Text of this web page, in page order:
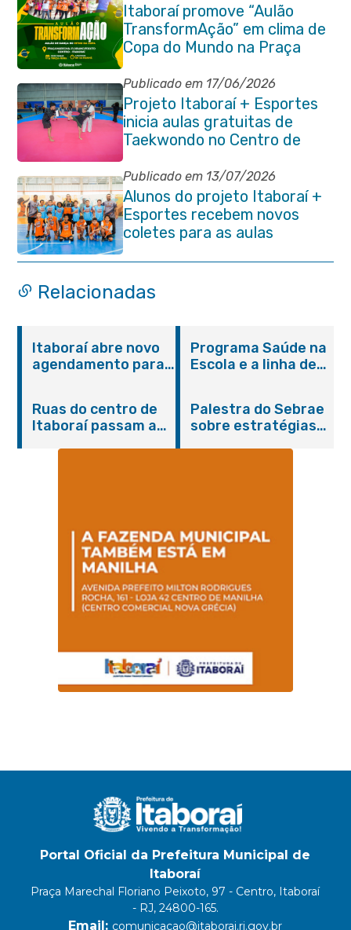
Itaboraí promove “Aulão
TransformAção” em clima de
Copa do Mundo na Praça
Marechal Floriano Peixoto
Publicado em 17/06/2026
Projeto Itaboraí + Esportes
inicia aulas gratuitas de
Taekwondo no Centro de
Lutas
Publicado em 13/07/2026
Alunos do projeto Itaboraí +
Esportes recebem novos
coletes para as aulas
Relacionadas
Itaboraí abre novo
agendamento para
Programa Saúde na
Escola e a linha de
promovem
conscientização
sobre hanseníase
Ruas do centro de
Itaboraí passam a
Palestra do Sebrae
sobre estratégias
Portal Oficial da Prefeitura Municipal de
Itaboraí
Praça Marechal Floriano Peixoto, 97 - Centro, Itaboraí
- RJ, 24800-165.
Email: comunicacao@itaborai.rj.gov.br